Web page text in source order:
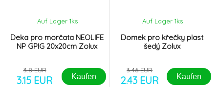
Deka pro morčata NEOLIFE
NP GPIG 20x20cm Zolux
Auf Lager 1ks
3.8 EUR
3.15 EUR Kaufen
Domek pro křečky plast
šedý Zolux
Auf Lager 1ks
3.46 EUR
2.43 EUR Kaufen